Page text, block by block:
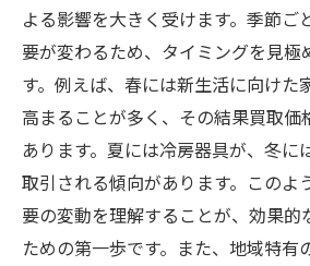
よる影響を大きく受けます。季節ご
要が変わるため、タイミングを見極
す。例えば、春には新生活に向けた
高まることが多く、その結果買取価
あります。夏には冷房器具が、冬に
取引される傾向があります。このよ
要の変動を理解することが、効果的
ための第一歩です。また、地域特有